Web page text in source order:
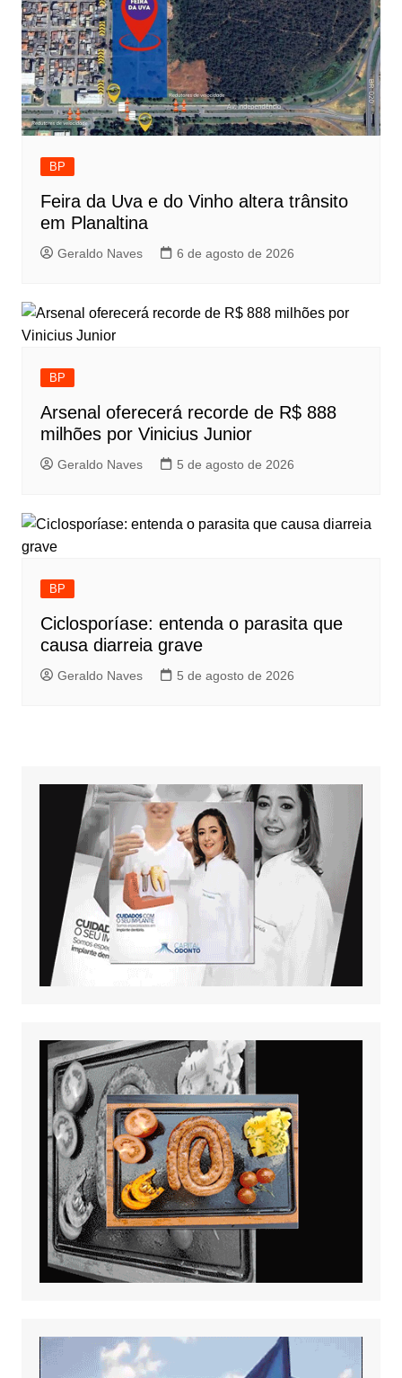
BP
Feira da Uva e do Vinho altera trânsito
em Planaltina
Geraldo Naves 6 de agosto de 2026
BP
Arsenal oferecerá recorde de R$ 888
milhões por Vinicius Junior
Geraldo Naves 5 de agosto de 2026
BP
Ciclosporíase: entenda o parasita que
causa diarreia grave
Geraldo Naves 5 de agosto de 2026